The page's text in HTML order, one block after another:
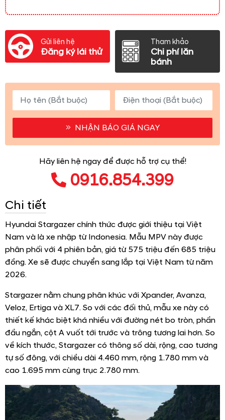
Gửi liên hệ
Đăng ký lái thử
Tham khảo
Chi phí lăn
bánh
NHẬN BÁO GIÁ NGAY
Hãy liên hệ ngay để được hỗ trợ cụ thể!
0916.854.399
Chi tiết
Hyundai Stargazer chính thức được giới thiệu tại Việt
Nam và là xe nhập từ Indonesia. Mẫu MPV này được
phân phối với 4 phiên bản, giá từ 575 triệu đến 685 triệu
đồng. Xe sẽ được chuyển sang lắp tại Việt Nam từ năm
2026.
Stargazer nằm chung phân khúc với Xpander, Avanza,
Veloz, Ertiga và XL7. So với các đối thủ, mẫu xe này có
thiết kế khác biệt khá nhiều với đường nét bo tròn, phần
đầu ngắn, cột A vuốt tới trước và trông tương lai hơn. So
về kích thước, Stargazer có thông số dài, rộng, cao tương
tự số đông, với chiều dài 4.460 mm, rộng 1.780 mm và
cao 1.695 mm cùng trục 2.780 mm.